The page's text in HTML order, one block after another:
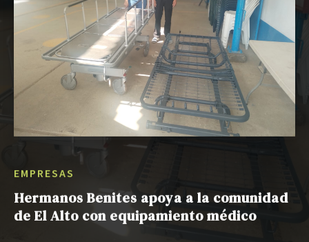
EMPRESAS
Hermanos Benites apoya a la comunidad
de El Alto con equipamiento médico